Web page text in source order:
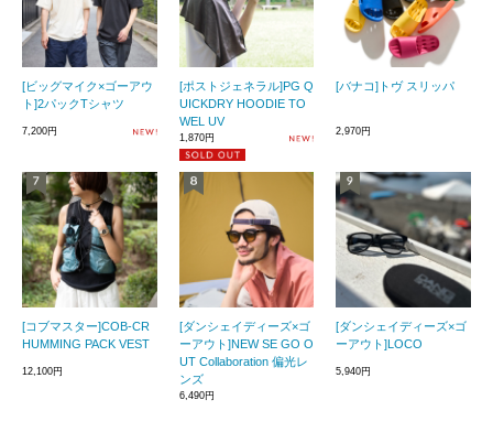
[ビッグマイク×ゴーアウ
ト]2パックTシャツ
7,200円
[ポストジェネラル]PG Q
UICKDRY HOODIE TO
WEL UV
1,870円
[バナコ]トヴ スリッパ
2,970円
[コブマスター]COB-CR
HUMMING PACK VEST
12,100円
[ダンシェイディーズ×ゴ
ーアウト]NEW SE GO O
UT Collaboration 偏光レ
ンズ
6,490円
[ダンシェイディーズ×ゴ
ーアウト]LOCO
5,940円